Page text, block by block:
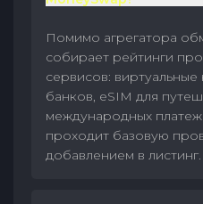
Помимо агрегатора
собирает рейтинги
сервисов:
банков, eSIM для
международных
проходит базовую
добавлением в листинг.